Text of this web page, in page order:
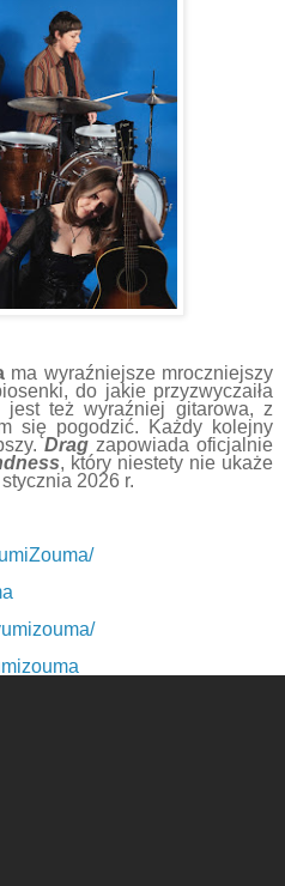
ma wyraźniejsze mroczniejszy
do jakie przyzwyczaiła
jest też wyraźniej gitarowa, z
się pogodzić. Każdy kolejny
Drag zapowiada oficjalnie
, który niestety nie ukaże
2026 r.